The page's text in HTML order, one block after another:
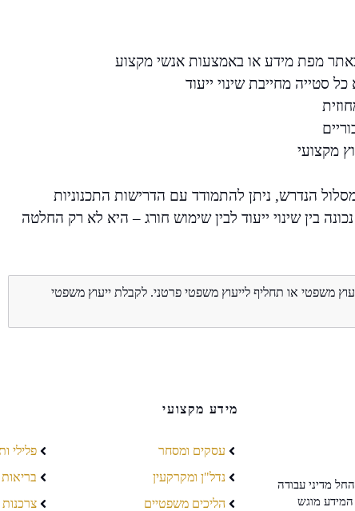
מפת מידע או באמצעות אנשי מקצוע
סטייה מחייבת שינוי ייעוד
מקצועי
הנדרש, ניתן להתמודד עם הדרישות התכנוניות
בין שינוי ייעוד לבין שימוש חורג – היא לא רק החלטה
משפטי או תחליף לייעוץ משפטי פרטני. לקבלת ייעוץ משפטי
מדיני עבודה
המידע מוגש
מידע מקצועי
עסקים ומסחר
נדל"ן ומקרקעין
הליכים משפטיים
פלילי
צרכנות